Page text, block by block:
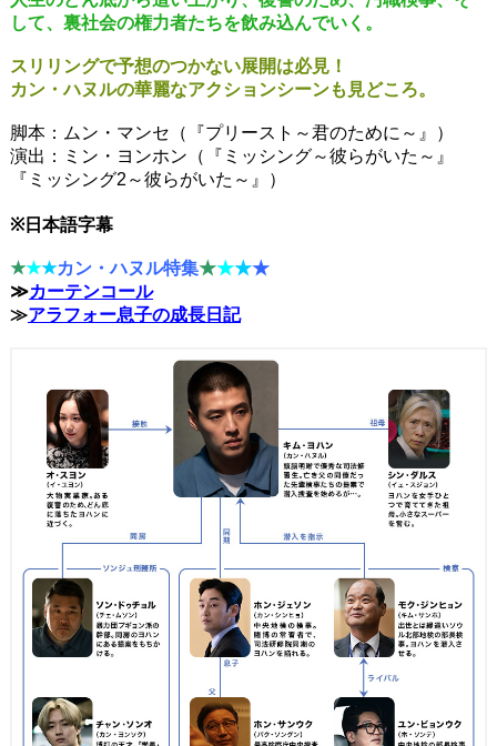
して、裏社会の権力者たちを飲み込んでいく。
スリリングで予想のつかない展開は必見！
カン・ハヌルの華麗なアクションシーンも見どころ。
脚本：ムン・マンセ（『プリースト～君のために～』）
演出：ミン・ヨンホン（『ミッシング～彼らがいた～』
『ミッシング2～彼らがいた～』）
※日本語字幕
★★★カン・ハヌル特集★★★★
≫カーテンコール
≫アラフォー息子の成長日記